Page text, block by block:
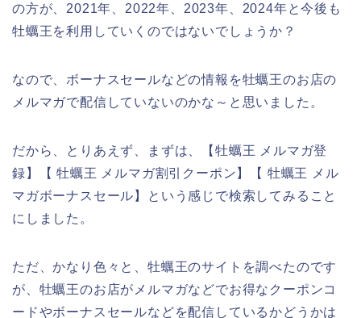
の方が、2021年、2022年、2023年、2024年と今後も
牡蠣王を利用していくのではないでしょうか？
なので、ボーナスセールなどの情報を牡蠣王のお店の
メルマガで配信していないのかな～と思いました。
だから、とりあえず、まずは、【牡蠣王 メルマガ登
録】【 牡蠣王 メルマガ割引クーポン】【 牡蠣王 メル
マガボーナスセール】という感じで検索してみること
にしました。
ただ、かなり色々と、牡蠣王のサイトを調べたのです
が、牡蠣王のお店がメルマガなどでお得なクーポンコ
ードやボーナスセールなどを配信しているかどうかは